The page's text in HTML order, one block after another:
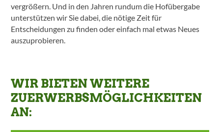
vergrößern. Und in den Jahren rundum die Hofübergabe
unterstützen wir Sie dabei, die nötige Zeit für
Entscheidungen zu finden oder einfach mal etwas Neues
auszuprobieren.
WIR BIETEN WEITERE
ZUERWERBSMÖGLICHKEITEN
AN: